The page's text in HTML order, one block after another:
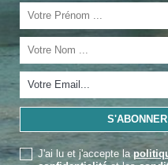
J'ai lu et j'accepte la